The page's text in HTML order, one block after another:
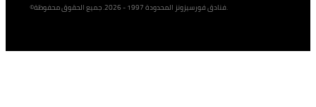
©فنادق فورسيزونز المحدودة 1997 - 2026. جميع الحقوق محفوظة.